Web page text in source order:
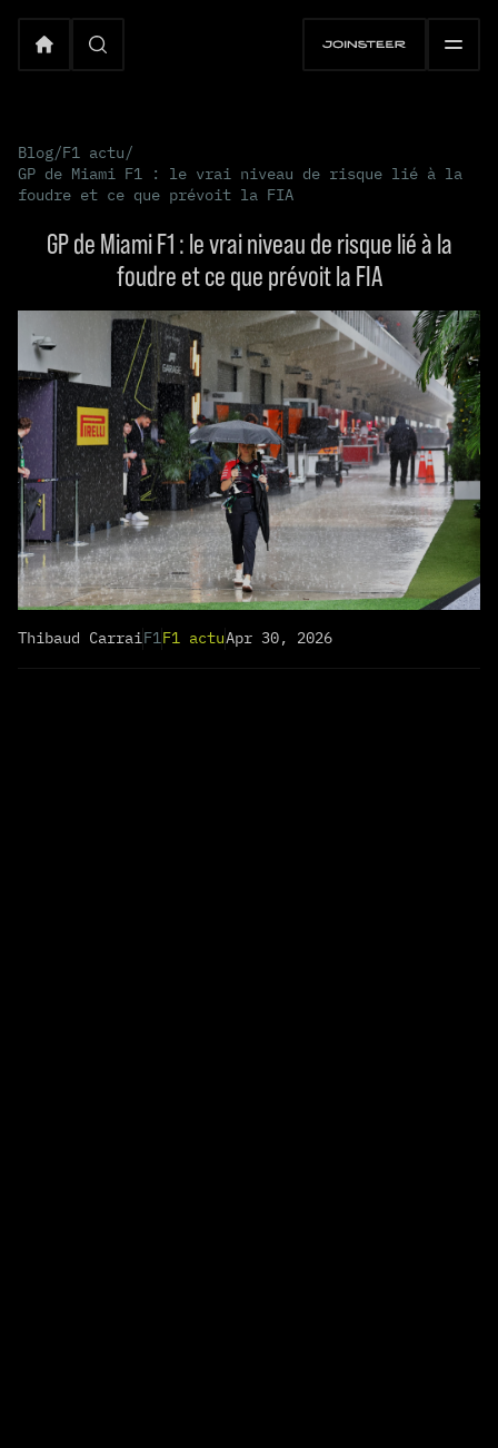
Blog/F1 actu/
GP de Miami F1 : le vrai niveau de risque lié à la
foudre et ce que prévoit la FIA
GP de Miami F1 : le vrai niveau de risque lié à la
foudre et ce que prévoit la FIA
Thibaud CarraiF1F1 actuApr 30, 2026